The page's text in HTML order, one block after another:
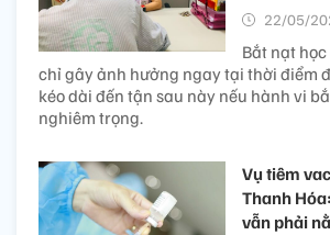
22/05/
Bắt nạt
chỉ gây ảnh hưởng ngay tại thời điểm
kéo dài đến tận sau này nếu hành vi
nghiêm trọng.
Vụ tiêm
Thanh
vẫn phải